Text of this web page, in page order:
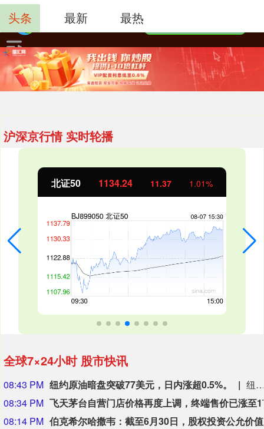
沪深京行情 实时轮播
创业板指 3563.12 47.56 1.35%
全球7×24小时 股市快讯
08:43 PM 纽约原油暗盘突破77美元，日内涨超0.5%。
纽约原油暗盘突破77美元
08:34 PM
08:14 PM
头条 最新 最热